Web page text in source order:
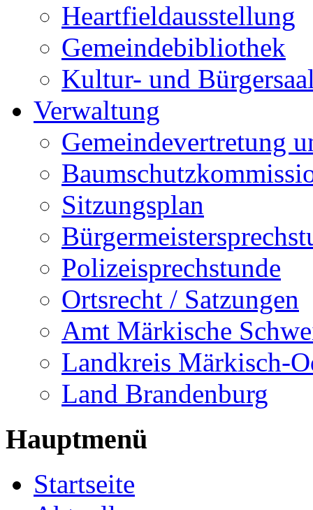
Heartfieldausstellung
Gemeindebibliothek
Kultur- und
Verwaltung
Gemeindevertretung
Sitzungsplan
Polizeisprechstunde
Ortsrecht / Satzungen
Amt Märkische
Landkreis Märkisch-
Land Brandenburg
Hauptmenü
Startseite